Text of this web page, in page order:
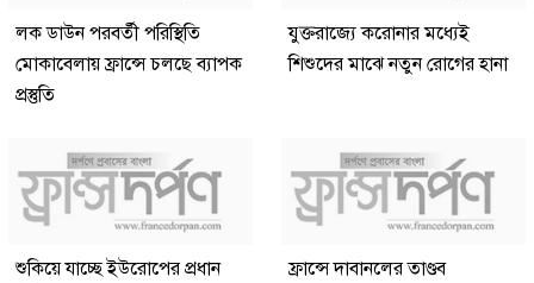
লক ডাউন পরবর্তী পরিস্থিতি
মোকাবেলায় ফ্রান্সে চলছে ব্যাপক
প্রস্তুতি
যুক্তরাজ্যে করোনার মধ্যেই
শিশুদের মাঝে নতুন রোগের হানা
শুকিয়ে যাচ্ছে ইউরোপের প্রধান
ফ্রান্সে দাবানলের তাণ্ডব